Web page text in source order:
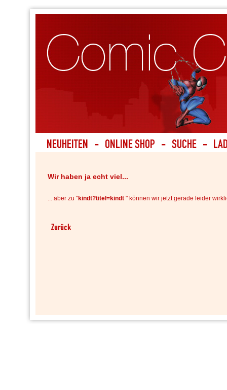
Wir haben ja echt viel...
... aber zu "kindt?titel=kindt " können wir jetzt gerade leider